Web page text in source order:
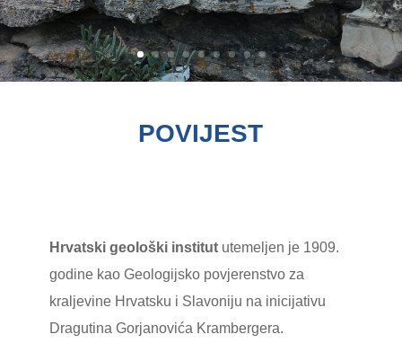
POVIJEST
Hrvatski geološki institututemeljen je 1909.
godine kao Geologijsko povjerenstvo za
kraljevine Hrvatsku i Slavoniju na inicijativu
Dragutina Gorjanovića Krambergera.